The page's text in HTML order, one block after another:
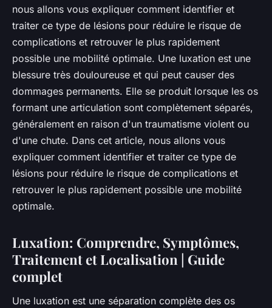
nous allons vous expliquer comment identifier et
traiter ce type de lésions pour réduire le risque de
complications et retrouver le plus rapidement
possible une mobilité optimale. Une luxation est une
blessure très douloureuse et qui peut causer des
dommages permanents. Elle se produit lorsque les os
formant une articulation sont complètement séparés,
généralement en raison d'un traumatisme violent ou
d'une chute. Dans cet article, nous allons vous
expliquer comment identifier et traiter ce type de
lésions pour réduire le risque de complications et
retrouver le plus rapidement possible une mobilité
optimale.
Luxation: Comprendre, Symptômes,
Traitement et Localisation | Guide
complet
Une luxation est une séparation complète des os